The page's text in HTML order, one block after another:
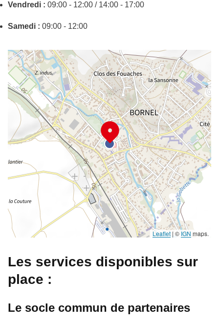
Vendredi : 09:00 - 12:00 / 14:00 - 17:00
Samedi : 09:00 - 12:00
Leaflet | © IGN maps.
Les services disponibles sur
place :
Le socle commun de partenaires